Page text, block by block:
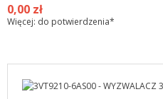
0,00 zł
Więcej: do potwierdzenia*